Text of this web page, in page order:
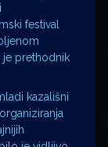
festival
je prethodnik
kazališni